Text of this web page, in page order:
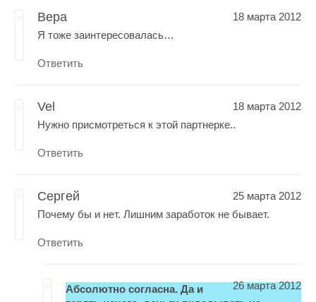
Вера
18 марта 2012
Я тоже заинтересовалась…
Ответить
Vel
18 марта 2012
Нужно присмотреться к этой партнерке..
Ответить
Сергей
25 марта 2012
Почему бы и нет. Лишним заработок не бывает.
Ответить
26 марта 2012
Абсолютно согласна. Да и